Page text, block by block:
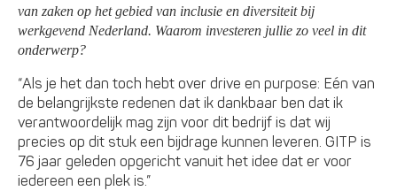
van zaken op het gebied van inclusie en diversiteit bij
werkgevend Nederland. Waarom investeren jullie zo veel in dit
onderwerp?
“Als je het dan toch hebt over drive en purpose: Eén van
de belangrijkste redenen dat ik dankbaar ben dat ik
verantwoordelijk mag zijn voor dit bedrijf is dat wij
precies op dit stuk een bijdrage kunnen leveren. GITP is
76 jaar geleden opgericht vanuit het idee dat er voor
iedereen een plek is.”